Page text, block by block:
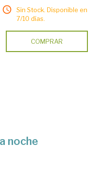
Sin Stock. Disponible en
7/10 días.
COMPRAR
noche